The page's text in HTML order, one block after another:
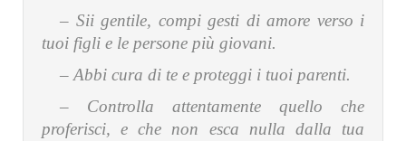
– Sii gentile, compi gesti di amore verso i
tuoi figli e le persone più giovani.
– Abbi cura di te e proteggi i tuoi parenti.
– Controlla attentamente quello che
proferisci, e che non esca nulla dalla tua